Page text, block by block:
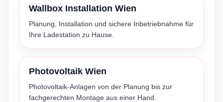
Wallbox Installation Wien
Planung, Installation und sichere Inbetriebnahme für
Ihre Ladestation zu Hause.
Photovoltaik Wien
Photovoltaik-Anlagen von der Planung bis zur
fachgerechten Montage aus einer Hand.